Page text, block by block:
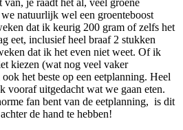
natuurlijk wel een groenteboost
dat ik keurig 200 gram of zelfs het
eet, inclusief heel braaf 2 stukken
dat ik het even niet weet. Of ik
kiezen (wat nog veel vaker
het beste op een eetplanning. Heel
vooraf uitgedacht wat we gaan eten.
fan bent van de eetplanning, is dit
de hand te hebben!